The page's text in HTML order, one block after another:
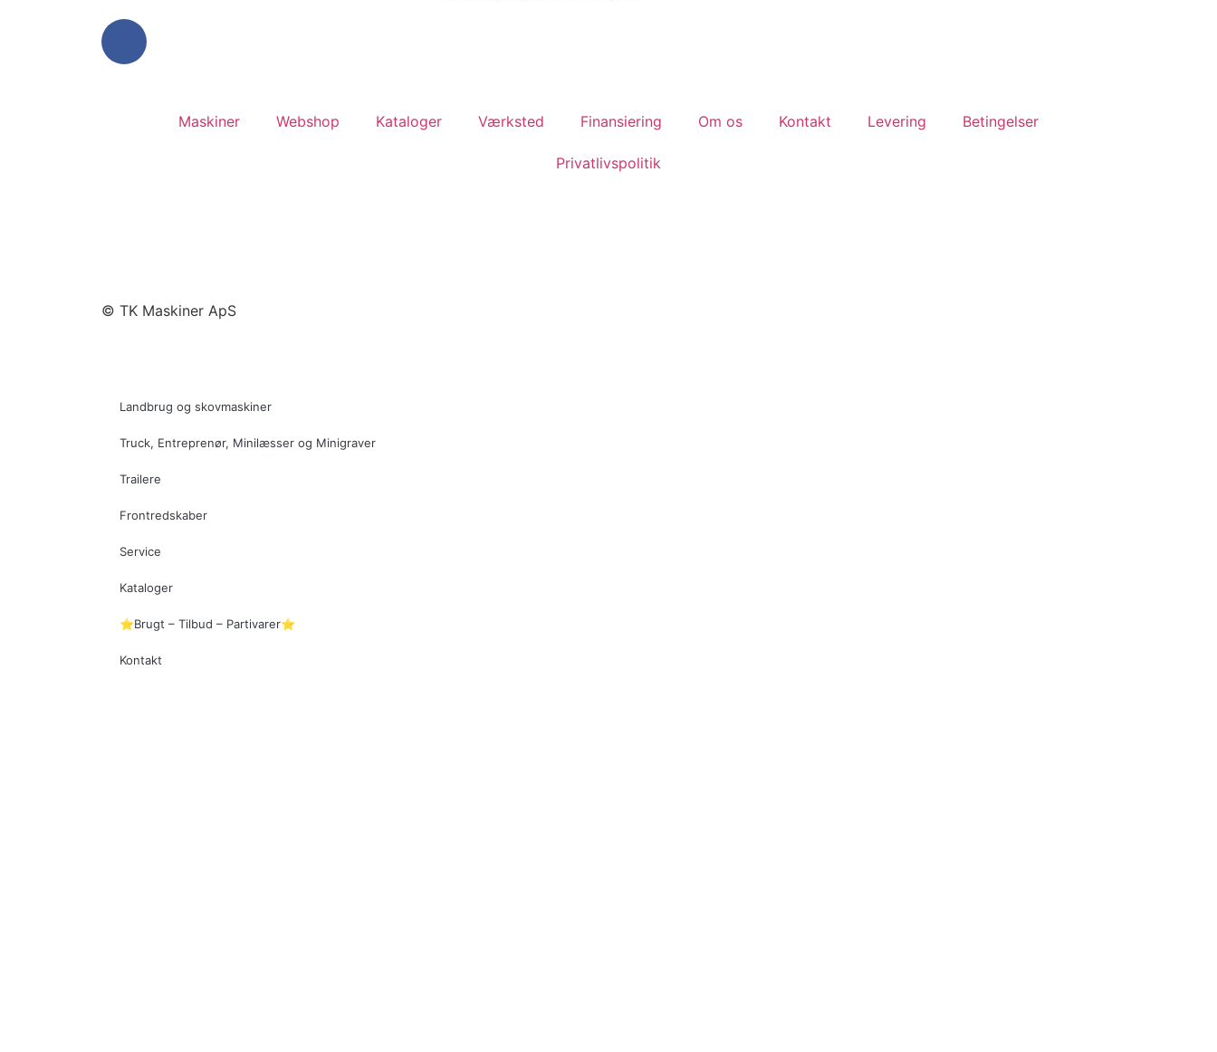
Maskiner Webshop Kataloger Værksted Finansiering Om os Kontakt Levering Betingelser
Privatlivspolitik
© TK Maskiner ApS
Landbrug og skovmaskiner
Truck, Entreprenør, Minilæsser og Minigraver
Trailere
Frontredskaber
Service
Kataloger
⭐Brugt – Tilbud – Partivarer⭐
Kontakt